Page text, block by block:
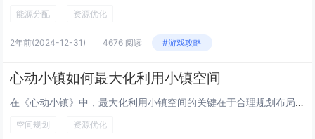
能源分配 资源优化
2年前(2024-12-31) 4676 阅读 #游戏攻略
心动小镇如何最大化利用小镇空间
在《心动小镇》中，最大化利用小镇空间的关键在于合理规划布局和多功能区的结合。通过优化建筑摆放，确保住宅、商业和公共设施之间的高效连接，减少不必要的空地浪费。利用多层次设计，如地下停车场或屋顶花园，增加可用面积而不占用地面空间。引入季节性或临...
空间规划 资源优化